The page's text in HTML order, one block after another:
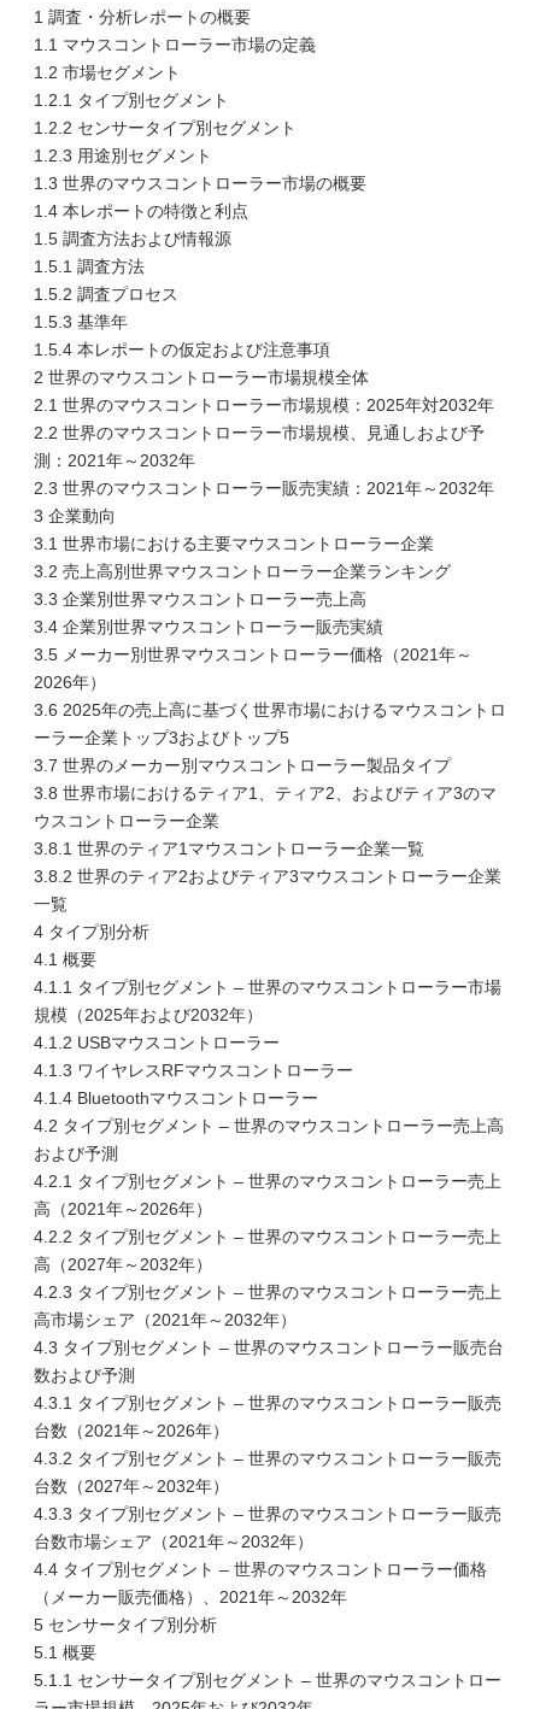
1 調査・分析レポートの概要
1.1 マウスコントローラー市場の定義
1.2 市場セグメント
1.2.1 タイプ別セグメント
1.2.2 センサータイプ別セグメント
1.2.3 用途別セグメント
1.3 世界のマウスコントローラー市場の概要
1.4 本レポートの特徴と利点
1.5 調査方法および情報源
1.5.1 調査方法
1.5.2 調査プロセス
1.5.3 基準年
1.5.4 本レポートの仮定および注意事項
2 世界のマウスコントローラー市場規模全体
2.1 世界のマウスコントローラー市場規模：2025年対2032年
2.2 世界のマウスコントローラー市場規模、見通しおよび予
測：2021年～2032年
2.3 世界のマウスコントローラー販売実績：2021年～2032年
3 企業動向
3.1 世界市場における主要マウスコントローラー企業
3.2 売上高別世界マウスコントローラー企業ランキング
3.3 企業別世界マウスコントローラー売上高
3.4 企業別世界マウスコントローラー販売実績
3.5 メーカー別世界マウスコントローラー価格（2021年～
2026年）
3.6 2025年の売上高に基づく世界市場におけるマウスコントロ
ーラー企業トップ3およびトップ5
3.7 世界のメーカー別マウスコントローラー製品タイプ
3.8 世界市場におけるティア1、ティア2、およびティア3のマ
ウスコントローラー企業
3.8.1 世界のティア1マウスコントローラー企業一覧
3.8.2 世界のティア2およびティア3マウスコントローラー企業
一覧
4 タイプ別分析
4.1 概要
4.1.1 タイプ別セグメント – 世界のマウスコントローラー市場
規模（2025年および2032年）
4.1.2 USBマウスコントローラー
4.1.3 ワイヤレスRFマウスコントローラー
4.1.4 Bluetoothマウスコントローラー
4.2 タイプ別セグメント – 世界のマウスコントローラー売上高
および予測
4.2.1 タイプ別セグメント – 世界のマウスコントローラー売上
高（2021年～2026年）
4.2.2 タイプ別セグメント – 世界のマウスコントローラー売上
高（2027年～2032年）
4.2.3 タイプ別セグメント – 世界のマウスコントローラー売上
高市場シェア（2021年～2032年）
4.3 タイプ別セグメント – 世界のマウスコントローラー販売台
数および予測
4.3.1 タイプ別セグメント – 世界のマウスコントローラー販売
台数（2021年～2026年）
4.3.2 タイプ別セグメント – 世界のマウスコントローラー販売
台数（2027年～2032年）
4.3.3 タイプ別セグメント – 世界のマウスコントローラー販売
台数市場シェア（2021年～2032年）
4.4 タイプ別セグメント – 世界のマウスコントローラー価格
（メーカー販売価格）、2021年～2032年
5 センサータイプ別分析
5.1 概要
5.1.1 センサータイプ別セグメント – 世界のマウスコントロー